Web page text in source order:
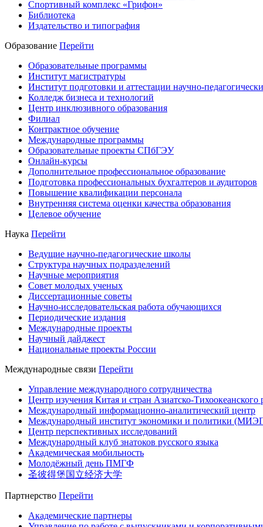
Спортивный комплекс «Грифон»
Библиотека
Издательство и типография
Образование Перейти
Образовательные программы
Институт магистратуры
Институт подготовки и аттестации научно-
Колледж бизнеса и технологий
Центр инклюзивного образования
Филиал
Контрактное обучение
Международные программы
Образовательные проекты СПбГЭУ
Онлайн-курсы
Дополнительное профессиональное образование
Подготовка профессиональных бухгалтеров и аудиторов
Повышение квалификации персонала
Внутренняя система оценки качества образования
Целевое обучение
Наука Перейти
Ведущие научно-педагогические школы
Структура научных подразделений
Научные мероприятия
Совет молодых ученых
Диссертационные советы
Научно-исследовательская работа обучающихся
Периодические издания
Международные проекты
Научный дайджест
Национальные проекты России
Международные связи Перейти
Управление международного сотрудничества
Центр изучения Китая и стран Азиатско-Тихоокеанского
Международный информационно-аналитический центр
Международный институт экономики и политики
Центр перспективных исследований
Международный клуб знатоков русского языка
Академическая мобильность
Молодёжный день ПМГФ
圣彼得堡国立经济大学
Партнерство Перейти
Академические партнеры